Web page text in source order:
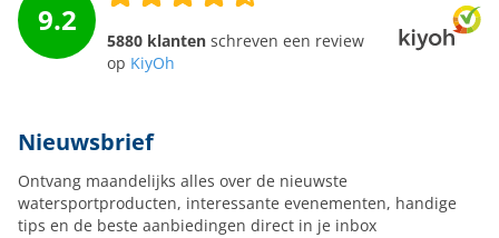
9.2
5880 klanten schreven een review
op KiyOh
Nieuwsbrief
Ontvang maandelijks alles over de nieuwste
watersportproducten, interessante evenementen, handige
tips en de beste aanbiedingen direct in je inbox